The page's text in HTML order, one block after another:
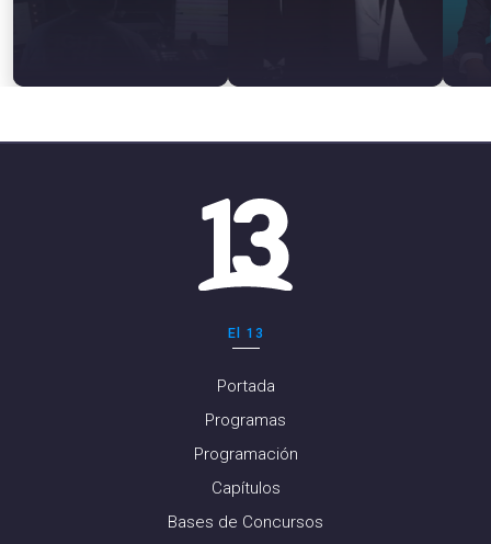
El 13
Portada
Programas
Programación
Capítulos
Bases de Concursos